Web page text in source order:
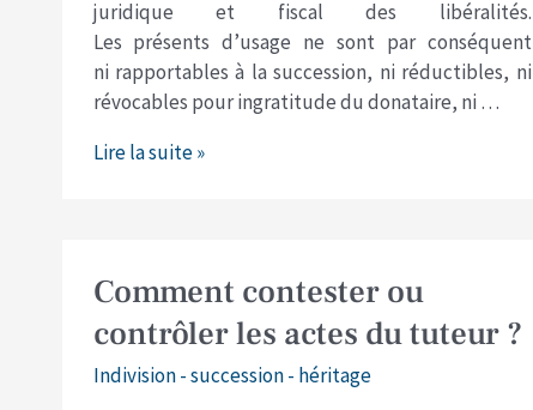
juridique et fiscal des libéralités.
Les présents d’usage ne sont par conséquent
ni rapportables à la succession, ni réductibles, ni
révocables pour ingratitude du donataire, ni …
Lire la suite »
Comment contester ou
contrôler les actes du tuteur ?
Indivision - succession - héritage
Comment
ou
contrôler